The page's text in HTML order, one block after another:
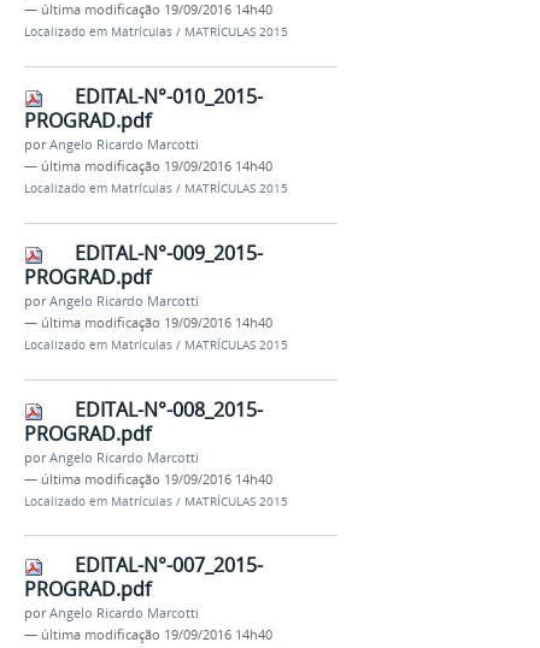
— última modificação 19/09/2016 14h40
Localizado em Matrículas / MATRÍCULAS 2015
EDITAL-N°-010_2015-
PROGRAD.pdf
porAngelo Ricardo Marcotti
— última modificação 19/09/2016 14h40
Localizado em Matrículas / MATRÍCULAS 2015
EDITAL-N°-009_2015-
PROGRAD.pdf
porAngelo Ricardo Marcotti
— última modificação 19/09/2016 14h40
Localizado em Matrículas / MATRÍCULAS 2015
EDITAL-N°-008_2015-
PROGRAD.pdf
porAngelo Ricardo Marcotti
— última modificação 19/09/2016 14h40
Localizado em Matrículas / MATRÍCULAS 2015
EDITAL-N°-007_2015-
PROGRAD.pdf
porAngelo Ricardo Marcotti
— última modificação 19/09/2016 14h40